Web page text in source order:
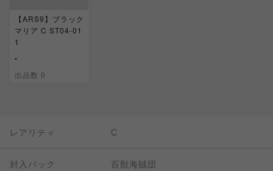
【ARS9】ブラック
マリア C ST04-01
1
-
出品数 0
レアリティ C
封入パック 百獣海賊団